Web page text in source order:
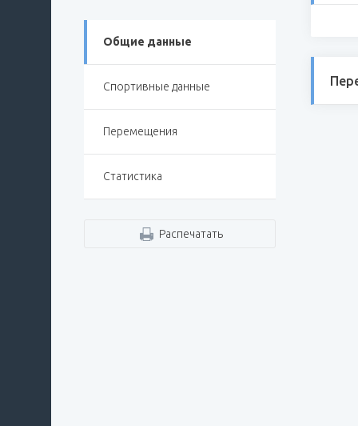
Общие данные
Спортивные данные
Перемещения
Статистика
Распечатать